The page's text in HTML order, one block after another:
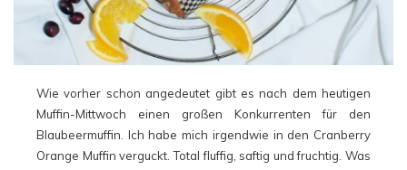
Wie vorher schon angedeutet gibt es nach dem heutigen
Muffin-Mittwoch einen großen Konkurrenten für den
Blaubeermuffin. Ich habe mich irgendwie in den Cranberry
Orange Muffin verguckt. Total fluffig, saftig und fruchtig. Was